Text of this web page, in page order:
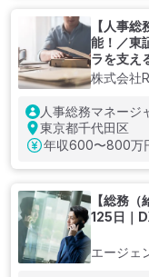
【人事
能！／東
ラを支え
株式会社
人事総務マネージ
東京都千代田区
年収600〜800万
【総務
125日｜
エージェ